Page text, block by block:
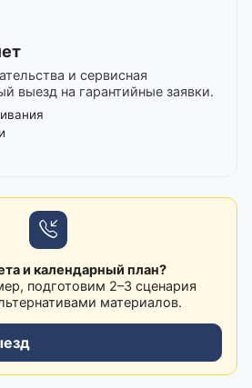
и сервисная
выезд на гарантийные заявки.
и календарный план?
подготовим 2–3 сценария
материалов.